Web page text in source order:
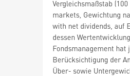
Vergleichsmaßstab
markets, Gewichtung
with net dividends, auf
dessen
Fondsmanagement
Berücksichtigung der
Über- sowie